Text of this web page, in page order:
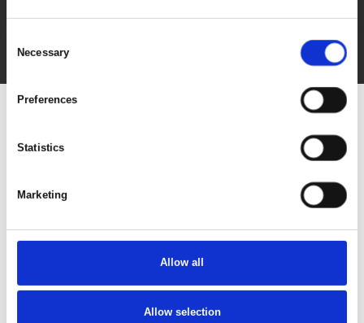
Selection
Necessary
Preferences
Statistics
Marketing
Allow all
Allow selection
Gå til hjemmeside